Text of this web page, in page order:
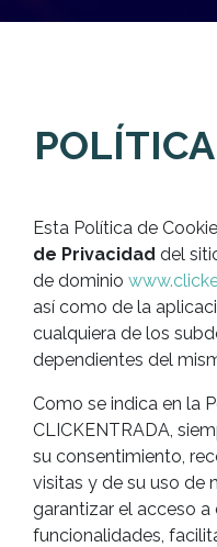
Esta Política de
de Privacidad del
de dominio
así como de la
cualquiera de los
dependientes del
Como se indica en la
CLICKENTRADA,
su consentimiento,
visitas y de su uso de
garantizar el acceso a
funcionalidades,